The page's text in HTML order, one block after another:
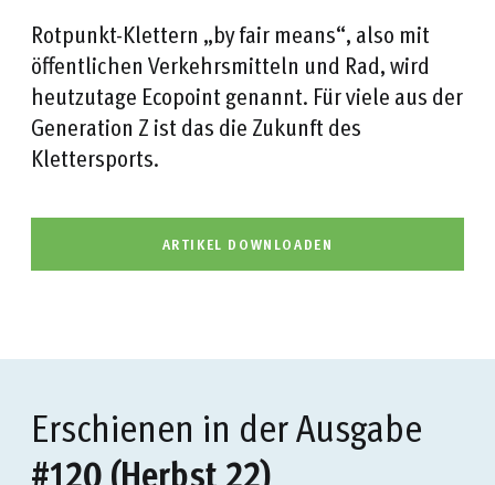
Rotpunkt-Klettern „by fair means“, also mit
öffentlichen Verkehrsmitteln und Rad, wird
heutzutage Ecopoint genannt. Für viele aus der
Generation Z ist das die Zukunft des
Klettersports.
ARTIKEL DOWNLOADEN
Erschienen in der Ausgabe
#120 (Herbst 22)